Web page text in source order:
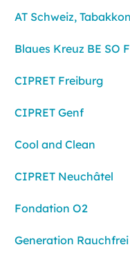
AT Schweiz,
Blaues Kreuz BE SO
CIPRET Freiburg
CIPRET Genf
Cool and Clean
CIPRET Neuchâtel
Fondation O2
Generation Rauchfrei